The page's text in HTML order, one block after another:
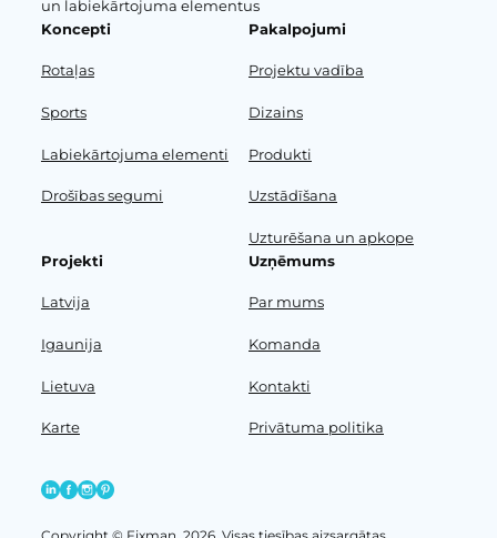
un labiekārtojuma elementus
Koncepti
Rotaļas
Sports
Labiekārtojuma elementi
Drošības segumi
Pakalpojumi
Projektu vadība
Dizains
Produkti
Uzstādīšana
Uzturēšana un apkope
Projekti
Latvija
Igaunija
Lietuva
Karte
Uzņēmums
Par mums
Komanda
Kontakti
Privātuma politika